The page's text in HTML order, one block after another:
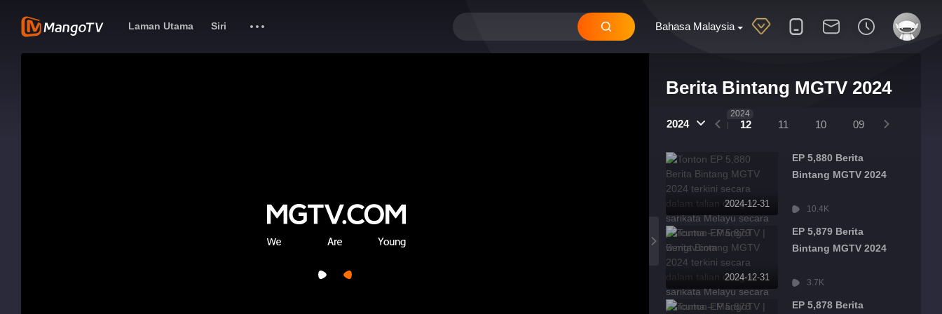
Bahasa Malaysia
Laman Utama Siri
Berita Bintang MGTV 2024
2024 01 12
2024
11 10 09
2024-12-31
EP 5,880 Berita
Bintang MGTV 2024
10.4K
2024-12-31
EP 5,879 Berita
Bintang MGTV 2024
3.7K
EP 5,878 Berita